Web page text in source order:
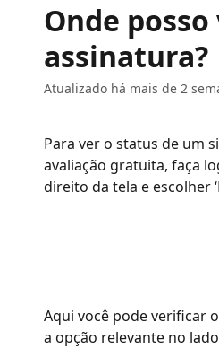
Onde
assinatura?
Atualizado há mais de 2
Para ver o status de um
avaliação gratuita, faça
direito da tela e escolher
​​Aqui você pode verificar
a opção relevante no